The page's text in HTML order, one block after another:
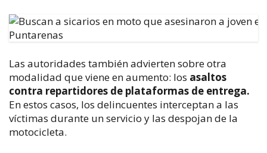
Las autoridades también advierten sobre otra
modalidad que viene en aumento: los asaltos
contra repartidores de plataformas de entrega.
En estos casos, los delincuentes interceptan a las
víctimas durante un servicio y las despojan de la
motocicleta.